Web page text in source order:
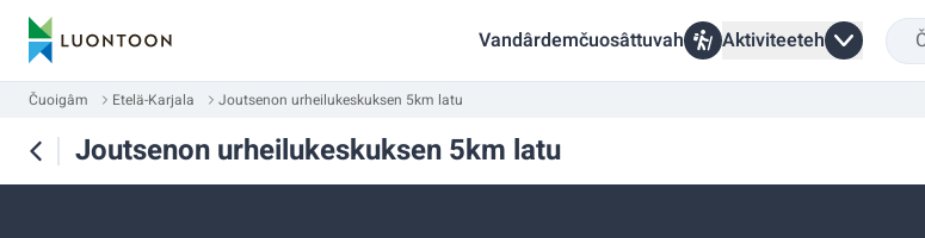
Vandârdemčuosâttuvah Aktiviteeteh
Čuoigâm Etelä-Karjala Joutsenon urheilukeskuksen 5km latu
Joutsenon urheilukeskuksen 5km latu